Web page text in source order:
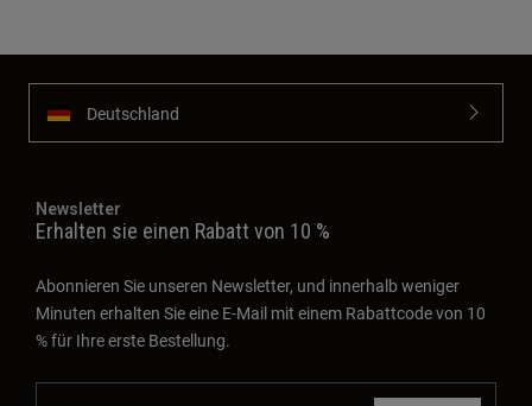
Deutschland
Newsletter
Erhalten sie einen Rabatt von 10 %
Abonnieren Sie unseren Newsletter, und innerhalb weniger
Minuten erhalten Sie eine E-Mail mit einem Rabattcode von 10
% für Ihre erste Bestellung.